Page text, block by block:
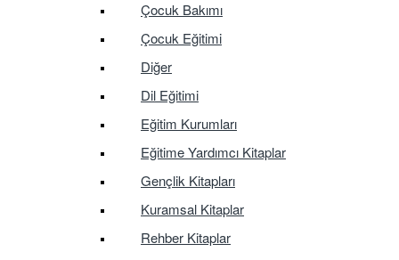
Çocuk Bakımı
Çocuk Eğitimi
Diğer
Dil Eğitimi
Eğitim Kurumları
Eğitime Yardımcı Kitaplar
Gençlik Kitapları
Kuramsal Kitaplar
Rehber Kitaplar